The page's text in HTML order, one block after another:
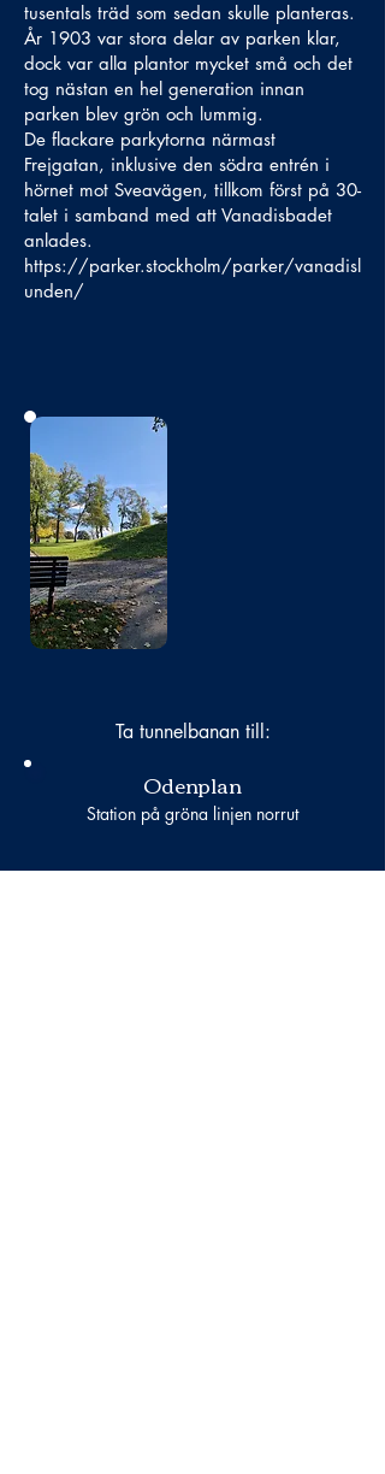
tusentals träd som sedan skulle planteras.
År 1903 var stora delar av parken klar,
dock var alla plantor mycket små och det
tog nästan en hel generation innan
parken blev grön och lummig.
De flackare parkytorna närmast
Frejgatan, inklusive den södra entrén i
hörnet mot Sveavägen, tillkom först på 30-
talet i samband med att Vanadisbadet
anlades.
https://parker.stockholm/parker/vanadisl
unden/
Bild
saknas
Ta tunnelbanan till:
Odenplan
Station på gröna linjen norrut